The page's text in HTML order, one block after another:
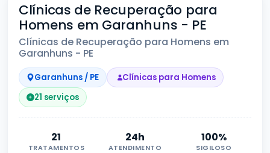
Clínicas de Recuperação para
Homens em Garanhuns - PE
Clínicas de Recuperação para Homens em
Garanhuns - PE
Garanhuns / PE
Clínicas para Homens
21 serviços
21
TRATAMENTOS
24h
ATENDIMENTO
100%
SIGILOSO